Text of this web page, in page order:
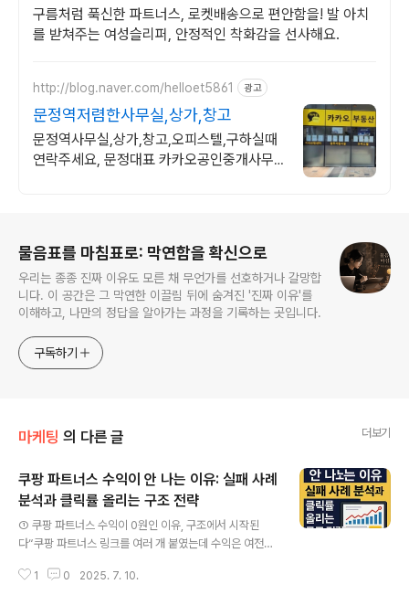
구름처럼 푹신한 파트너스, 로켓배송으로 편안함을! 발 아치
를 받쳐주는 여성슬리퍼, 안정적인 착화감을 선사해요.
http://blog.naver.com/helloet5861 광고
문정역저렴한사무실,상가,창고
문정역사무실,상가,창고,오피스텔,구하실때
연락주세요, 문정대표 카카오공인중개사무
물음표를 마침표로: 막연함을 확신으로
우리는 종종 진짜 이유도 모른 채 무언가를 선호하거나 갈망합
니다. 이 공간은 그 막연한 이끌림 뒤에 숨겨진 '진짜 이유'를
이해하고, 나만의 정답을 알아가는 과정을 기록하는 곳입니다.
구독하기
마케팅 의 다른 글 더보기
쿠팡 파트너스 수익이 안 나는 이유: 실패 사례
분석과 클릭률 올리는 구조 전략
① 쿠팡 파트너스 수익이 0원인 이유, 구조에서 시작된
다“쿠팡 파트너스 링크를 여러 개 붙였는데 수익은 여전히
를 시작하지만, 실제로 수익이 발생하지 않는 경우가 다수
1 0 2025. 7. 10.